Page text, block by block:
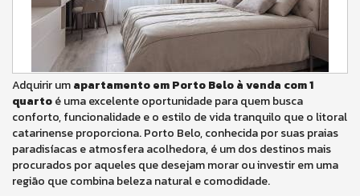
Adquirir umapartamento em Porto Belo à venda com 1
quartoé uma excelente oportunidade para quem busca
conforto, funcionalidade e o estilo de vida tranquilo que o litoral
catarinense proporciona. Porto Belo, conhecida por suas praias
paradisíacas e atmosfera acolhedora, é um dos destinos mais
procurados por aqueles que desejam morar ou investir em uma
região que combina beleza natural e comodidade.